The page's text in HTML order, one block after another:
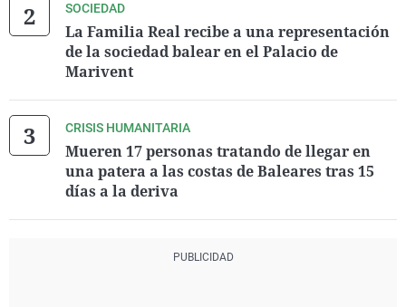
SOCIEDAD
La Familia Real recibe a una representación
de la sociedad balear en el Palacio de
Marivent
CRISIS HUMANITARIA
Mueren 17 personas tratando de llegar en
una patera a las costas de Baleares tras 15
días a la deriva